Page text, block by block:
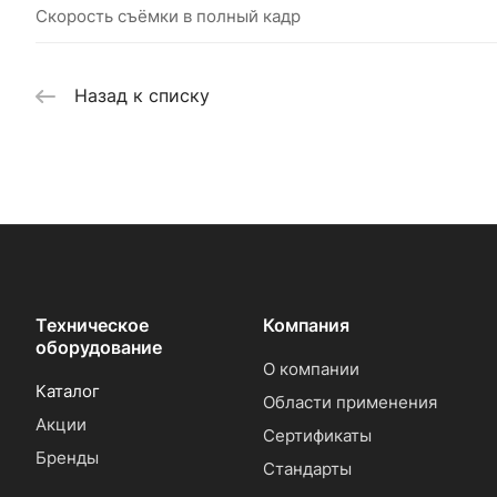
Скорость съёмки в полный кадр
Назад к списку
Техническое
оборудование
Каталог
Акции
Бренды
Компания
О компании
Области применения
Сертификаты
Стандарты